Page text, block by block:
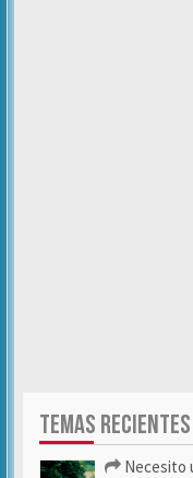
TEMAS RECIENTES
Necesito